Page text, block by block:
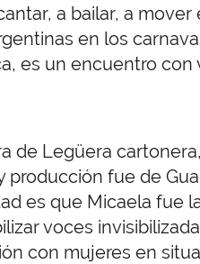
a bailar, a
en los
es un encuentro
de Legüera
producción fue de
es que Micaela fue
voces
con mujeres en